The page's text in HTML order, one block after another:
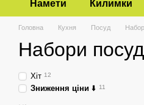
Намети Килимки
Головна Кухня Посуд
Набори
Хіт 12
Зниження ціни ⬇️ 11